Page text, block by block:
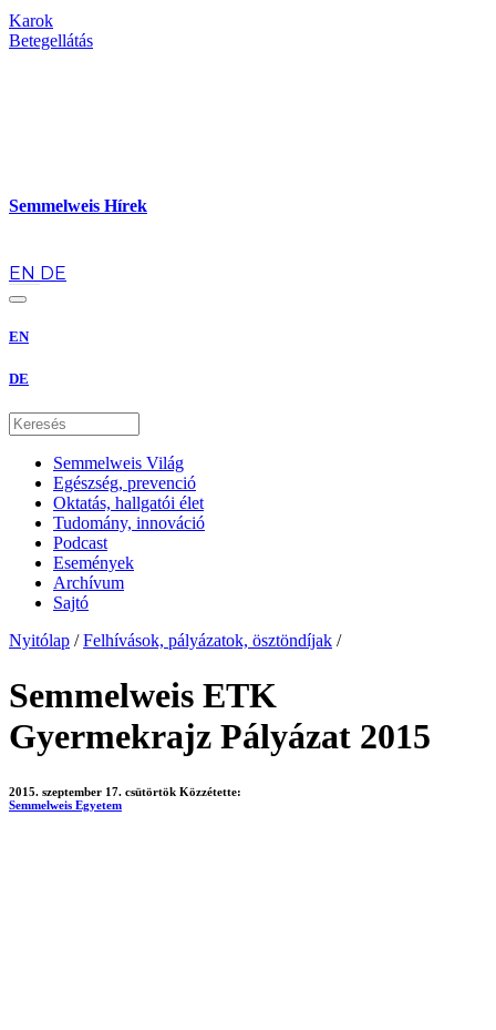
Karok
Betegellátás
Semmelweis Hírek
EN DE
EN
DE
Semmelweis Világ
Egészség, prevenció
Oktatás, hallgatói élet
Tudomány, innováció
Podcast
Események
Archívum
Sajtó
Nyitólap / Felhívások, pályázatok, ösztöndíjak /
Semmelweis ETK
Gyermekrajz Pályázat 2015
2015. szeptember 17. csütörtök Közzétette:
Semmelweis Egyetem